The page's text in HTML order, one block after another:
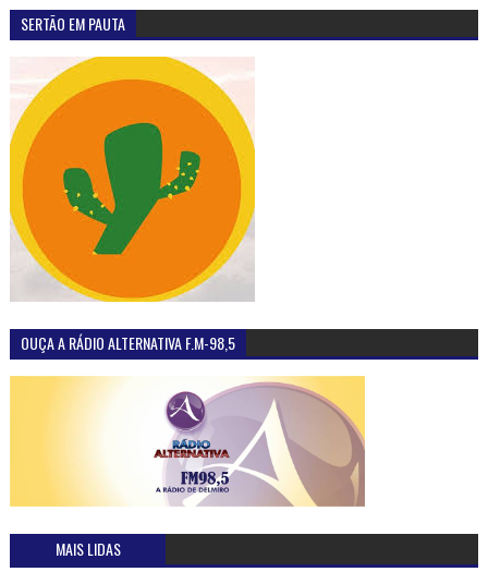
SERTÃO EM PAUTA
OUÇA A RÁDIO ALTERNATIVA F.M-98,5
MAIS LIDAS